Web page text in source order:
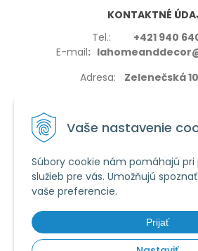
Vaše nastavenie
Súbory cookie nám pomáhajú
služieb pre vás. Umožňujú
vaše preferencie.
Prijať
KONTAKTNÉ
Tel.: +421 940
E-mail:
Adresa: Zelenečská
VŠETKO O
Používanie
Obchodné